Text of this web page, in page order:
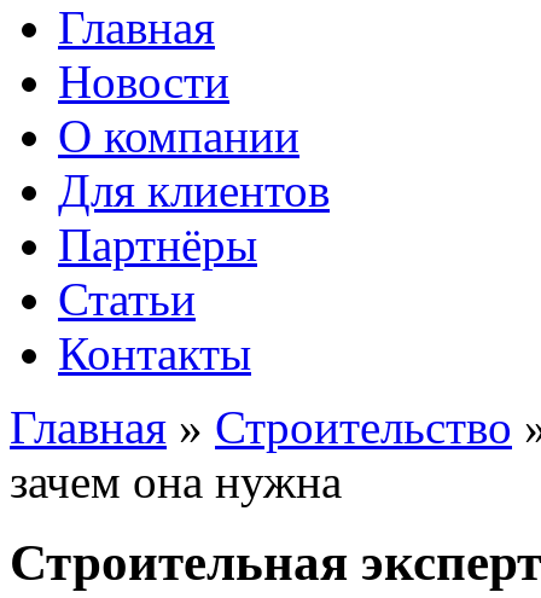
Главная
Новости
О компании
Для клиентов
Партнёры
Статьи
Контакты
Главная » Строительство
зачем она нужна
Строительная